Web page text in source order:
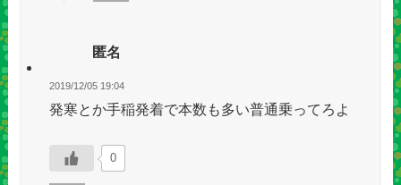
匿名
2019/12/05 19:04
発寒とか手稲発着で本数も多い普通乗ってろよ
0